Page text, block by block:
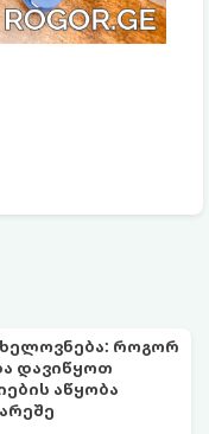
როგორ
დავიწყოთ
აწყობა